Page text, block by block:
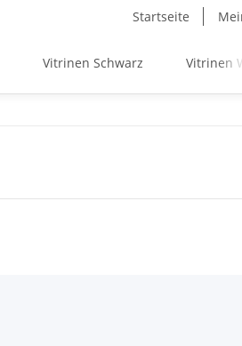
Startseite
Vitrinen Schwarz Vitrinen